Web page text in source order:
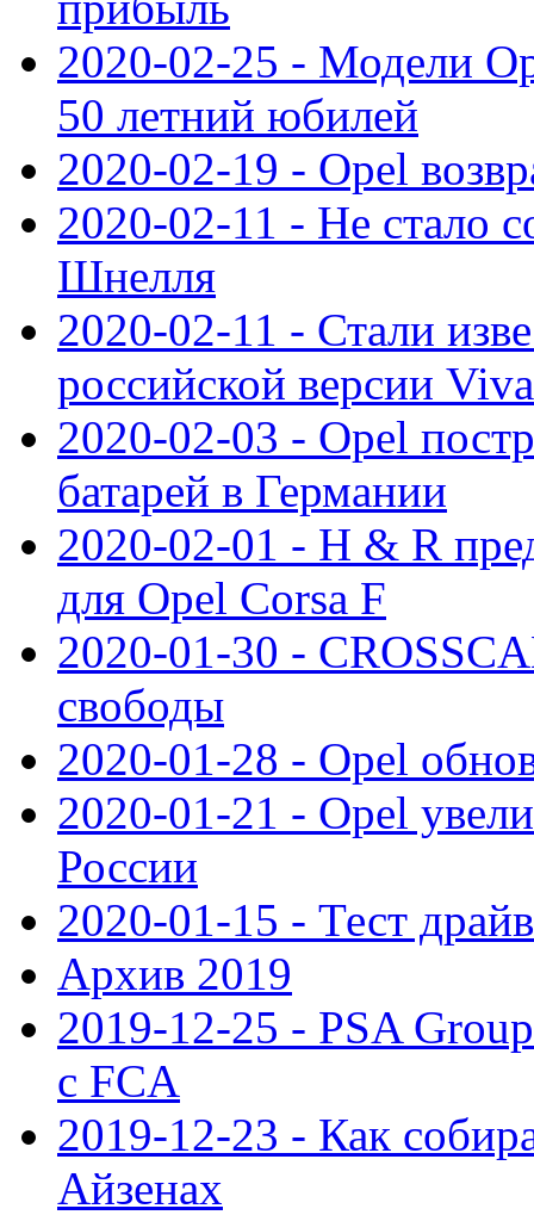
2020-02-25 - Модели
50 летний юбилей
2020-02-19 - Opel
2020-02-11 - Не стало
Шнелля
2020-02-11 - Стали
российской версии
2020-02-03 - Opel
батарей в Германии
2020-02-01 - H & R
для Opel Corsa F
2020-01-30 -
свободы
2020-01-28 - Opel
2020-01-21 - Opel
России
2020-01-15 - Тест
Архив 2019
2019-12-25 - PSA
с FCA
2019-12-23 - Как
Айзенах